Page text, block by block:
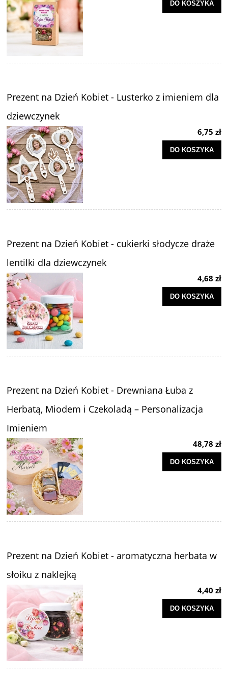
DO KOSZYKA
Prezent na Dzień Kobiet - Lusterko z imieniem dla
dziewczynek
6,75 zł
DO KOSZYKA
Prezent na Dzień Kobiet - cukierki słodycze draże
lentilki dla dziewczynek
4,68 zł
DO KOSZYKA
Prezent na Dzień Kobiet - Drewniana Łuba z
Herbatą, Miodem i Czekoladą – Personalizacja
Imieniem
48,78 zł
DO KOSZYKA
Prezent na Dzień Kobiet - aromatyczna herbata w
słoiku z naklejką
4,40 zł
DO KOSZYKA